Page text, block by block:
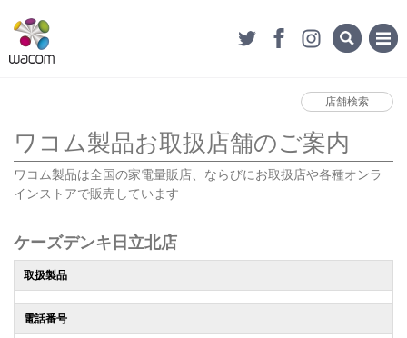
店舗検索
ワコム製品お取扱店舗のご案内
ワコム製品は全国の家電量販店、ならびにお取扱店や各種オンラ
インストアで販売しています
ケーズデンキ日立北店
取扱製品
電話番号